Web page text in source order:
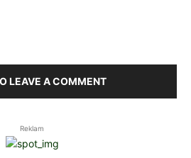
LEAVE A COMMENT
Reklam